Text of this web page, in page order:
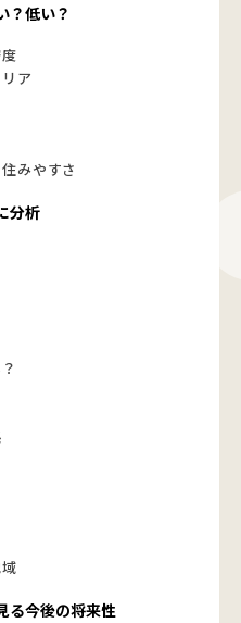
？低い？
ア
みやすさ
分析
る今後の将来性